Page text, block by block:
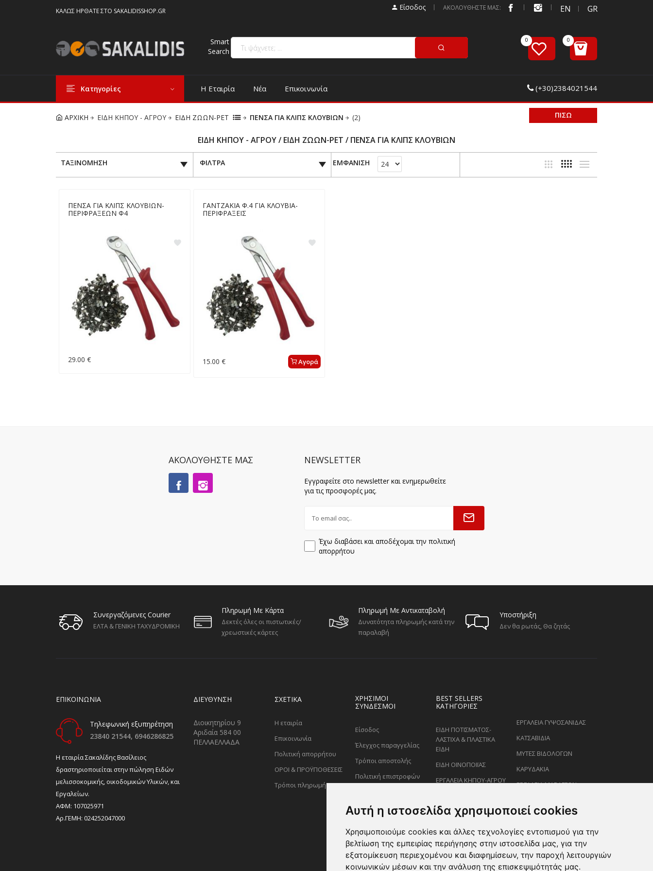
Αυτή η ιστοσελίδα χρησιμοποιεί cookies
Χρησιμοποιούμε cookies και άλλες τεχνολογίες εντοπισμού για την
βελτίωση της εμπειρίας περιήγησης στην ιστοσελίδα μας, για την
εξατομίκευση περιεχομένου και διαφημίσεων, την παροχή λειτουργιών
κοινωνικών μέσων και την ανάλυση της επισκεψιμότητάς μας.
ΚΑΛΏΣ ΉΡΘΑΤΕ ΣΤΟ SAKALIDISSHOP.GR Είσοδος ΑΚΟΛΟΥΘΗΣΤΕ ΜΑΣ: EN GR
Smart
Search
Κατηγορίες Η Εταιρία Νέα Επικοινωνία (+30)2384021544
ΑΡΧΙΚΗ ΕΙΔΗ ΚΗΠΟΥ - ΑΓΡΟΥ ΕΙΔΗ ΖΩΩΝ-PET ΠΕΝΣΑ ΓΙΑ ΚΛΙΠΣ ΚΛΟΥΒΙΩΝ (2) ΠΙΣΩ
ΕΙΔΗ ΚΗΠΟΥ - ΑΓΡΟΥ / ΕΙΔΗ ΖΩΩΝ-PET / ΠΕΝΣΑ ΓΙΑ ΚΛΙΠΣ ΚΛΟΥΒΙΩΝ
ΤΑΞΙΝΟΜΗΣΗ ΦΙΛΤΡΑ ΕΜΦΑΝΙΣΗ
ΠΕΝΣΑ ΓΙΑ ΚΛΙΠΣ ΚΛΟΥΒΙΩΝ-
ΠΕΡΙΦΡΑΞΕΩΝ Φ4
29.00 €
ΓΑΝΤΖΑΚΙΑ Φ.4 ΓΙΑ ΚΛΟΥΒΙΑ-
ΠΕΡΙΦΡΑΞΕΙΣ
15.00 € Αγορά
ΑΚΟΛΟΥΘΗΣΤΕ ΜΑΣ NEWSLETTER
Εγγραφείτε στο newsletter και ενημερωθείτε
για τις προσφορές μας.
Έχω διαβάσει και αποδέχομαι την πολιτική
απορρήτου
Συνεργαζόμενες Courier
ΕΛΤΑ & ΓΕΝΙΚΗ ΤΑΧΥΔΡΟΜΙΚΗ
Πληρωμή Με Κάρτα
Δεκτές όλες οι πιστωτικές/
χρεωστικές κάρτες
Πληρωμή Με Αντικαταβολή
Δυνατότητα πληρωμής κατά την
παραλαβή
Υποστήριξη
Δεν θα ρωτάς, Θα ζητάς
ΕΠΙΚΟΙΝΩΝΙΑ
Τηλεφωνική εξυπηρέτηση
23840 21544, 6946286825
H εταιρία Σακαλίδης Βασίλειος
δραστηριοποιείται στην πώληση Ειδών
μελισσοκομικής, οικοδομικών Υλικών, και
Εργαλείων.
ΑΦΜ: 107025971
Αρ.ΓΕΜΗ: 024252047000
ΔΙΕΎΘΥΝΣΗ
Διοικητηρίου 9
Αριδαία 584 00
ΠΕΛΛΑΕΛΛΑΔΑ
ΣΧΕΤΙΚΑ
Η εταιρία
Επικοινωνία
Πολιτική απορρήτου
ΟΡΟΙ & ΠΡΟΫΠΟΘΕΣΕΙΣ
Τρόποι πληρωμής
ΧΡΗΣΙΜΟΙ
ΣΥΝΔΕΣΜΟΙ
Είσοδος
Έλεγχος παραγγελίας
Τρόποι αποστολής
Πολιτική επιστροφών
BEST SELLERS
ΚΑΤΗΓΟΡΊΕΣ
ΕΙΔΗ ΠΟΤΙΣΜΑΤΟΣ-
ΛΑΣΤΙΧΑ & ΠΛΑΣΤΙΚΑ
ΕΙΔΗ
ΕΙΔΗ ΟΙΝΟΠΟΙΪΑΣ
ΕΡΓΑΛΕΙΑ ΚΗΠΟΥ-ΑΓΡΟΥ
ΡΑΝΤΙΣΜΑΤΟΣ
ΨΑΛΙΔΙΑ ΚΛΑΔΕΜΑΤΟΣ
ΕΡΓΑΛΕΙΑ ΓΥΨΟΣΑΝΙΔΑΣ
ΚΑΤΣΑΒΙΔΙΑ
ΜΥΤΕΣ ΒΙΔΟΛΟΓΩΝ
ΚΑΡΥΔΑΚΙΑ
ΕΡΓΑΛΕΙΑ ΜΑΡΑΓΓΩΝ